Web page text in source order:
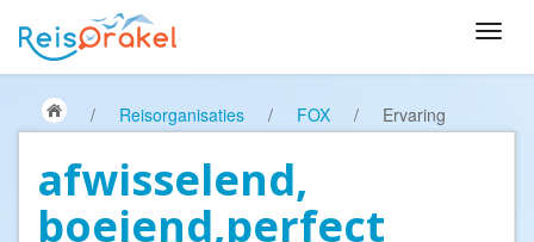
/ Reisorganisaties / FOX / Ervaring
afwisselend,
boeiend,perfect